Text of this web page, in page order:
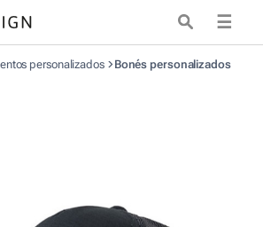
☰
personalizados Bonés personalizados